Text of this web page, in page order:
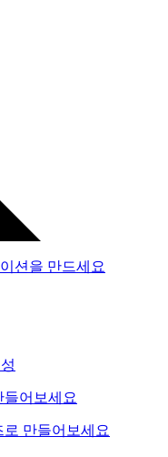
션을 만드세요
어보세요
만들어보세요